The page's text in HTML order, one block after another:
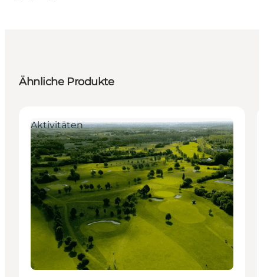
Ähnliche Produkte
Aktivitäten